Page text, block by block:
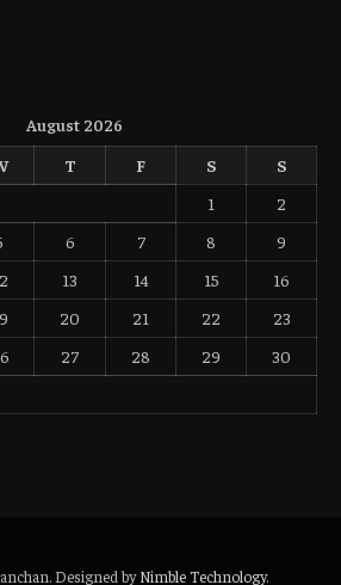
August 2026
T F S
S
1
2
6 7 8
9
13 14 15
16
20 21 22
23
27 28 29
30
Designed byNimble Technology.